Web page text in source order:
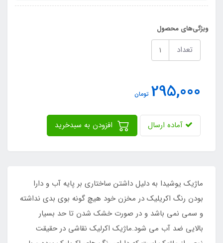
ویژگی‌های محصول
تعداد
295,000 تومان
آماده ارسال
ماژیک یوشیدا به دلیل داشتن ساختاری بر پایه آب و دارا
بودن رنگ اکریلیک در مخزن خود هیچ گونه بوی بدی نداشته
و سمی نمی باشد و در صورت خشک شدن تا حد بسیار
بالایی ضد آب می شود.ماژیک اکرلیک نقاشی در حقیقت